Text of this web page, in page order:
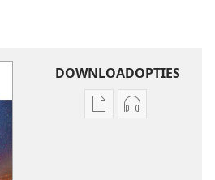
DOWNLOADOPTIES
Downloadopties